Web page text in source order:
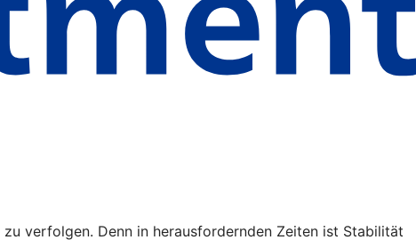
verfolgen. Denn in herausfordernden Zeiten ist Stabilität